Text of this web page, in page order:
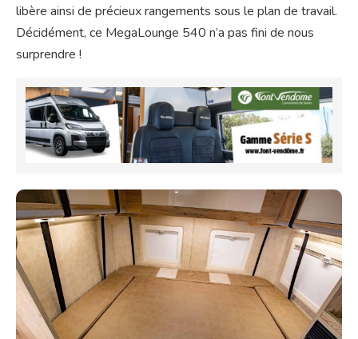
libère ainsi de précieux rangements sous le plan de travail.
Décidément, ce MegaLounge 540 n’a pas fini de nous
surprendre !